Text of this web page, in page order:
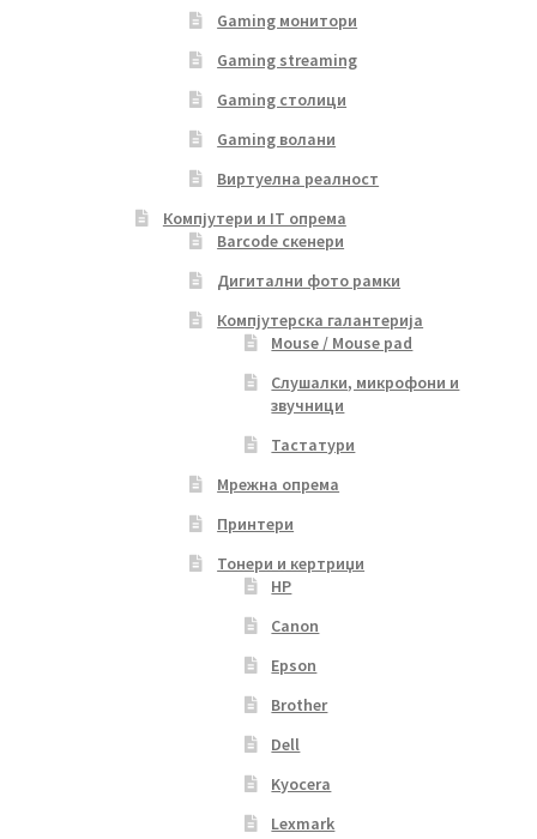
Gaming монитори
Gaming streaming
Gaming столици
Gaming волани
Виртуелна реалност
Компјутери и IT опрема
Barcode скенери
Дигитални фото рамки
Компјутерска галантерија
Mouse / Mouse pad
Слушалки, микрофони и
звучници
Тастатури
Мрежна опрема
Принтери
Тонери и кертриџи
HP
Canon
Epson
Brother
Dell
Kyocera
Lexmark